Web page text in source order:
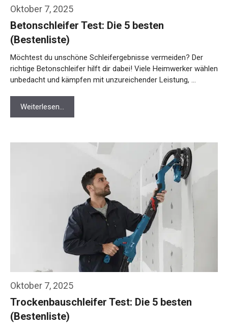
Oktober 7, 2025
Betonschleifer Test: Die 5 besten
(Bestenliste)
Möchtest du unschöne Schleifergebnisse vermeiden? Der
richtige Betonschleifer hilft dir dabei! Viele Heimwerker wählen
unbedacht und kämpfen mit unzureichender Leistung, …
Weiterlesen…
Oktober 7, 2025
Trockenbauschleifer Test: Die 5 besten
(Bestenliste)